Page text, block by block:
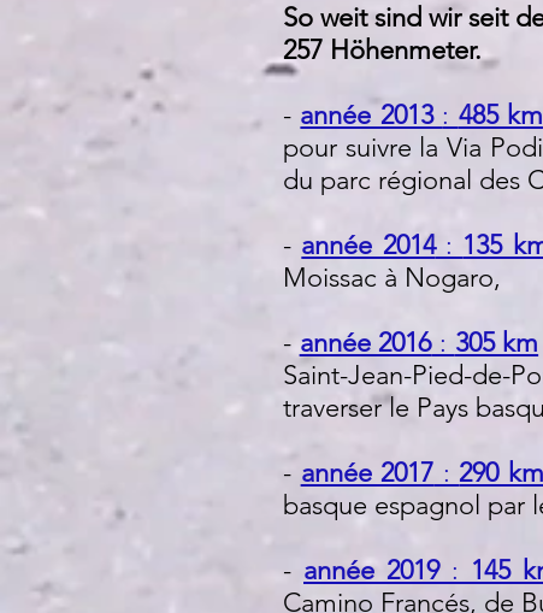
So weit sind wir seit
257 Höhenmeter.
- année 2013 : 485 km
pour suivre la Via
du parc régional des
- année 2014: 135
Moissac à Nogaro,
- année 2016: 305 km
Saint-Jean-Pied-de-
traverser le Pays
- année 2017 : 290 km
basque espagnol par
- année 2019: 145
Camino Francés, de